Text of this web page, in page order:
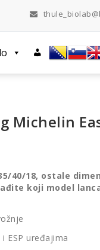
Michelin
40/18, ostale
koji model
ESP uređajima